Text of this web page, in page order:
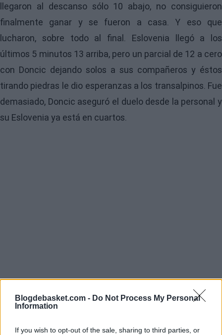
Blogdebasket.com - Do Not Process My Personal
Information
If you wish to opt-out of the sale, sharing to third parties, or
llegaron al descanso sólo 10 abajo, no consiguieron
finalmente ganar y se fueron a casa. Y eso que
lucharon, sobre todo al final. Eslovenia llegó a los
últimos 5 minutos 13 arriba, pero un parcial de 12 a cero
con Doncic dejando solos a sus compañeros y éstos
tirando piedras le dio esperanzas a los transalpinos. Fue
demasiado, Doncic aseguró el duelo desde la personal y
su Eslovenia ya está en cuartos.